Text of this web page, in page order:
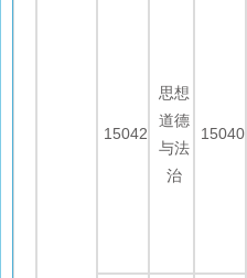
15042
思想
道德
与法
治
15040